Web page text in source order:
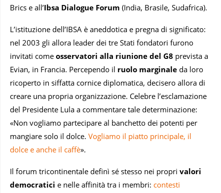
Brics e all’Ibsa Dialogue Forum (India, Brasile, Sudafrica).
L’istituzione dell’IBSA è aneddotica e pregna di significato:
nel 2003 gli allora leader dei tre Stati fondatori furono
invitati come osservatori alla riunione del G8 prevista a
Evian, in Francia. Percependo il ruolo marginale da loro
ricoperto in siffatta cornice diplomatica, decisero allora di
creare una propria organizzazione. Celebre l’esclamazione
del Presidente Lula a commentare tale determinazione:
«Non vogliamo partecipare al banchetto dei potenti per
mangiare solo il dolce. Vogliamo il piatto principale, il
dolce e anche il caffè».
Il forum tricontinentale definì sé stesso nei propri valori
democratici e nelle affinità tra i membri: contesti